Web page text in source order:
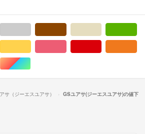
ゴールド/金色系マルチカラー
サ（ジーエスユアサ）
GSユアサ(ジーエスユアサ)の値下